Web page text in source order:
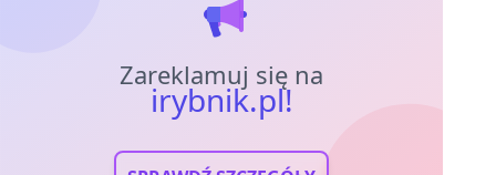
Zareklamuj się na
irybnik.pl!